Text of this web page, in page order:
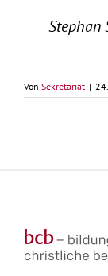
Stephan
Von Sekretariat |